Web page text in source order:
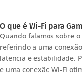
O que é Wi-Fi para
Quando falamos sobre
referindo a uma
latência e estabilidade.
e uma conexão Wi-Fi